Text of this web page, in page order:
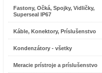
Fastony, Očká, Spojky, Vidličky,
Superseal IP67
Káble, Konektory, Príslušenstvo
Kondenzátory - všetky
Meracie prístroje a príslušenstvo